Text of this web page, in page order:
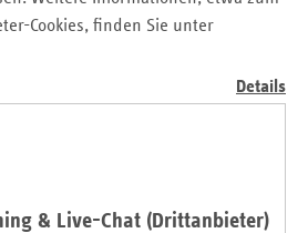
Cookies, finden Sie unter
Details
& Live-Chat (Drittanbieter)
für das Projekt
der Cellitinnen zur hl. Maria